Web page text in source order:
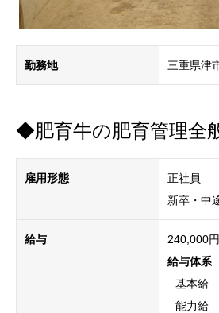
勤務地 三重県津
◆肥育牛の肥育管理全
雇用形態
正社員
新卒・中
給与
240,000
給与体系
基本給
能力給